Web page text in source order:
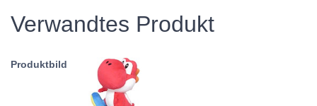
Verwandtes Produkt